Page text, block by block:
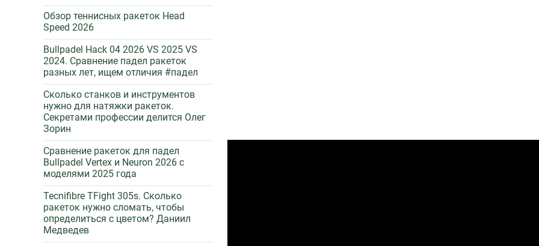
Обзор теннисных ракеток Head
Speed 2026
Bullpadel Hack 04 2026 VS 2025 VS
2024. Сравнение падел ракеток
разных лет, ищем отличия #падел
Сколько станков и инструментов
нужно для натяжки ракеток.
Секретами профессии делится Олег
Зорин
Сравнение ракеток для падел
Bullpadel Vertex и Neuron 2026 c
моделями 2025 года
Tecnifibre TFight 305s. Сколько
ракеток нужно сломать, чтобы
определиться с цветом? Даниил
Медведев